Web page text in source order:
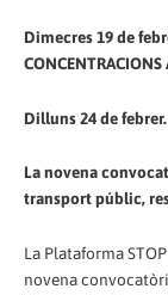
Dimecres 19 de
CONCENTRACIONS
Dilluns 24 de febrer.
La novena
transport públic,
La Plataforma
novena